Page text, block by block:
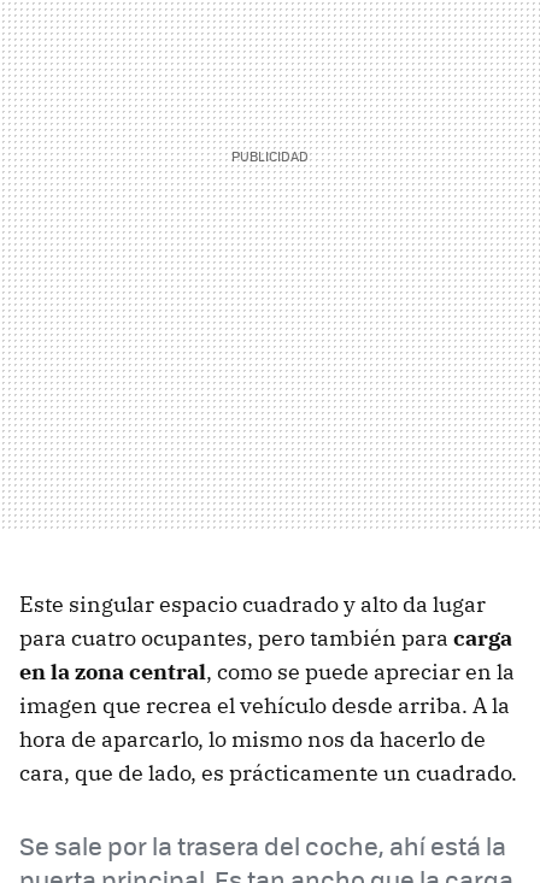
Este singular espacio cuadrado y alto da lugar
para cuatro ocupantes, pero también para carga
en la zona central, como se puede apreciar en la
imagen que recrea el vehículo desde arriba. A la
hora de aparcarlo, lo mismo nos da hacerlo de
cara, que de lado, es prácticamente un cuadrado.
Se sale por la trasera del coche, ahí está la